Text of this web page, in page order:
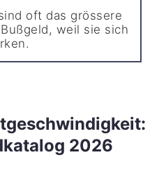
oft das grössere
weil sie sich
2026